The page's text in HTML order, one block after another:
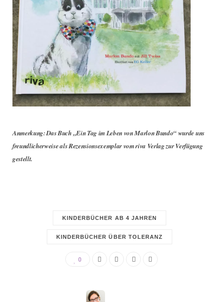
Anmerkung: Das Buch „Ein Tag im Leben von Marlon Bundo“ wurde uns
freundlicherweise als Rezensionsexemplar vom riva Verlag zur Verfügung
gestellt.
KINDERBÜCHER AB 4 JAHREN
KINDERBÜCHER ÜBER TOLERANZ
0